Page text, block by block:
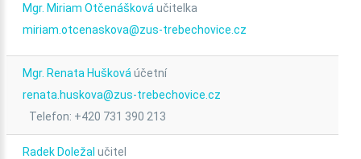
Mgr. Miriam Otčenášková učitelka
miriam.otcenaskova@zus-trebechovice.cz
Mgr. Renata Hušková účetní
renata.huskova@zus-trebechovice.cz
Telefon: +420 731 390 213
Radek Doležal učitel